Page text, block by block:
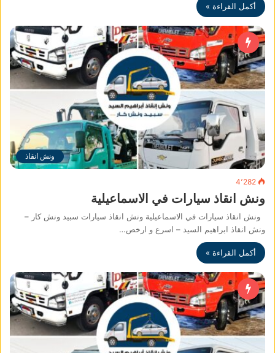
أكمل القراءة »
ونش انقاذ
4٬282
ونش انقاذ سيارات في الاسماعيلية
ونش انقاذ سيارات في الاسماعيلية ونش انقاذ سيارات سبيد ونش كار –
ونش انقاذ ابراهيم السيد – اسرع و ارخص…
أكمل القراءة »